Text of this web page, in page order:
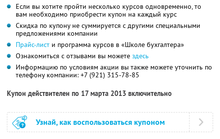
Если вы хотите пройти несколько курсов одновременно, то
вам необходимо приобрести купон на каждый курс
Скидка по купону не суммируется с другими специальными
предложениями компании
Прайс-лист и программа курсов в «Школе бухгалтера»
Ознакомиться с отзывами вы можете здесь
Информацию по условиям акции вы также можете уточнить по
телефону компании: +7 (921) 315-78-85
Купон действителен по 17 марта 2013 включительно
Узнай, как воспользоваться купоном